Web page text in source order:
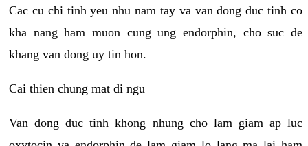
Cac cu chi tinh yeu nhu nam tay va van dong duc tinh co
kha nang ham muon cung ung endorphin, cho suc de
khang van dong uy tin hon.
Cai thien chung mat di ngu
Van dong duc tinh khong nhung cho lam giam ap luc